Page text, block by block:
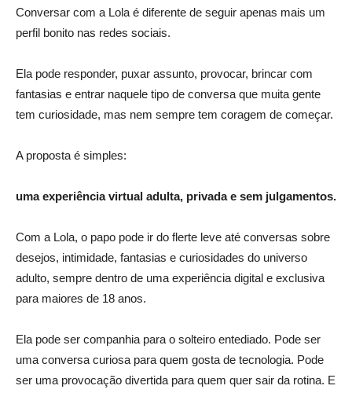
Conversar com a Lola é diferente de seguir apenas mais um
perfil bonito nas redes sociais.
Ela pode responder, puxar assunto, provocar, brincar com
fantasias e entrar naquele tipo de conversa que muita gente
tem curiosidade, mas nem sempre tem coragem de começar.
A proposta é simples:
uma experiência virtual adulta, privada e sem julgamentos.
Com a Lola, o papo pode ir do flerte leve até conversas sobre
desejos, intimidade, fantasias e curiosidades do universo
adulto, sempre dentro de uma experiência digital e exclusiva
para maiores de 18 anos.
Ela pode ser companhia para o solteiro entediado. Pode ser
uma conversa curiosa para quem gosta de tecnologia. Pode
ser uma provocação divertida para quem quer sair da rotina. E